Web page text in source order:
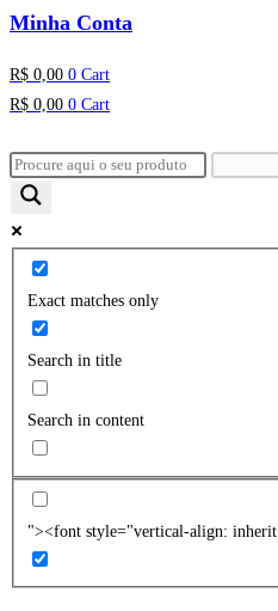
Minha Conta
R$ 0,00 0 Cart
R$ 0,00 0 Cart
Exact matches only
Search in title
Search in content
"><font style="vertical-align: inherit